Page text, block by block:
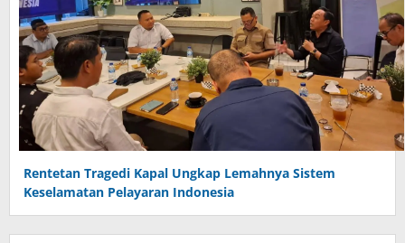
Rentetan Tragedi Kapal Ungkap Lemahnya Sistem
Keselamatan Pelayaran Indonesia